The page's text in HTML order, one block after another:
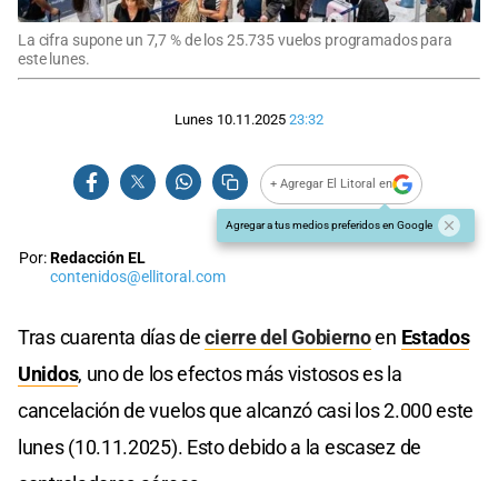
La cifra supone un 7,7 % de los 25.735 vuelos programados para
este lunes.
Lunes 10.11.2025 23:32
+ Agregar El Litoral en
Agregar a tus medios preferidos en Google
Por:Redacción EL
contenidos@ellitoral.com
Tras cuarenta días decierre del Gobiernoen Estados
Unidos, uno de los efectos más vistosos es la
cancelación de vuelos que alcanzó casi los 2.000 este
lunes (10.11.2025). Esto debido a la escasez de